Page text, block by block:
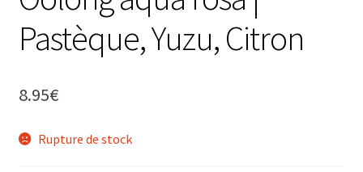
Bougies parfumées Durance
Petites bougies Durance
Diffuseurs de parfum
Pastèque, Yuzu, Citron
8.95€
Rupture de stock